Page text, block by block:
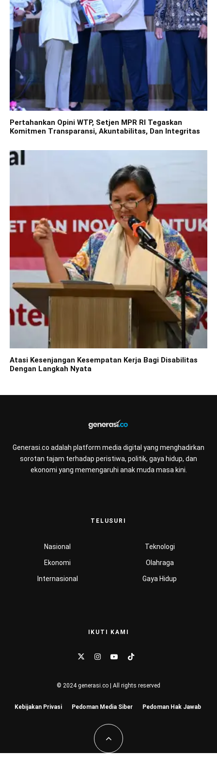
Pertahankan Opini WTP, Setjen MPR RI Tegaskan
Komitmen Transparansi, Akuntabilitas, Dan Integritas
Atasi Kesenjangan Kesempatan Kerja Bagi Disabilitas
Dengan Langkah Nyata
Generasi.co adalah platform media digital yang menghadirkan
sorotan tajam terhadap peristiwa, politik, gaya hidup, dan
ekonomi yang memengaruhi anak muda masa kini.
TELUSURI
Nasional
Ekonomi
Internasional
Teknologi
Olahraga
Gaya Hidup
IKUTI KAMI
© 2024 generasi.co | All rights reserved
Kebijakan Privasi Pedoman Media Siber Pedoman Hak Jawab